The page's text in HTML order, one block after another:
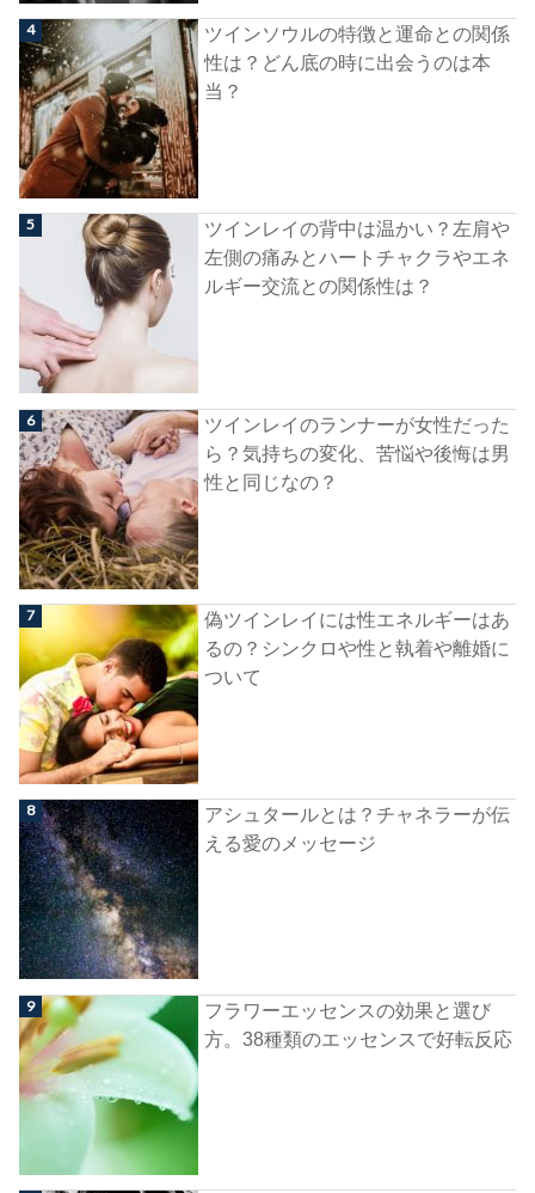
ツインソウルの特徴と運命との関係
性は？どん底の時に出会うのは本
当？
ツインレイの背中は温かい？左肩や
左側の痛みとハートチャクラやエネ
ルギー交流との関係性は？
ツインレイのランナーが女性だった
ら？気持ちの変化、苦悩や後悔は男
性と同じなの？
偽ツインレイには性エネルギーはあ
るの？シンクロや性と執着や離婚に
ついて
アシュタールとは？チャネラーが伝
える愛のメッセージ
フラワーエッセンスの効果と選び
方。38種類のエッセンスで好転反応